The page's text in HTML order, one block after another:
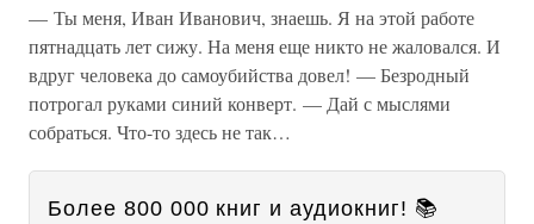
— Ты меня, Иван Иванович, знаешь. Я на этой работе
пятнадцать лет сижу. На меня еще никто не жаловался. И
вдруг человека до самоубийства довел! — Безродный
потрогал руками синий конверт. — Дай с мыслями
собраться. Что-то здесь не так…
Более 800 000 книг и аудиокниг! 📚